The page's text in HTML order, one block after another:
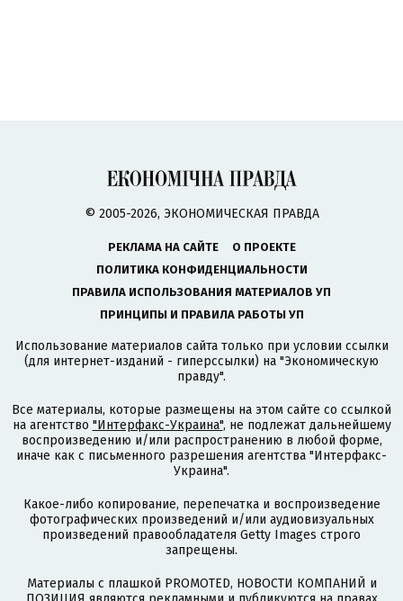
© 2005-2026, ЭКОНОМИЧЕСКАЯ ПРАВДА
РЕКЛАМА НА САЙТЕ
О ПРОЕКТЕ
ПОЛИТИКА КОНФИДЕНЦИАЛЬНОСТИ
ПРАВИЛА ИСПОЛЬЗОВАНИЯ МАТЕРИАЛОВ УП
ПРИНЦИПЫ И ПРАВИЛА РАБОТЫ УП
Использование материалов сайта только при условии ссылки
(для интернет-изданий - гиперссылки) на "Экономическую
правду".
Все материалы, которые размещены на этом сайте со ссылкой
на агентство "Интерфакс-Украина", не подлежат дальнейшему
воспроизведению и/или распространению в любой форме,
иначе как с письменного разрешения агентства "Интерфакс-
Украина".
Какое-либо копирование, перепечатка и воспроизведение
фотографических произведений и/или аудиовизуальных
произведений правообладателя Getty Images строго
запрещены.
Материалы с плашкой PROMOTED, НОВОСТИ КОМПАНИЙ и